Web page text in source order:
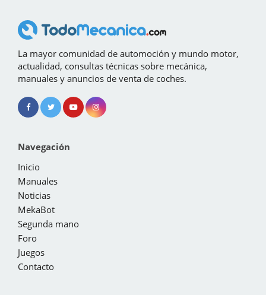
La mayor comunidad de automoción y mundo motor,
actualidad, consultas técnicas sobre mecánica,
manuales y anuncios de venta de coches.
Navegación
Inicio
Manuales
Noticias
MekaBot
Segunda mano
Foro
Juegos
Contacto